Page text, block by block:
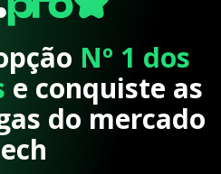
Nº 1 dos
e conquiste as
do mercado